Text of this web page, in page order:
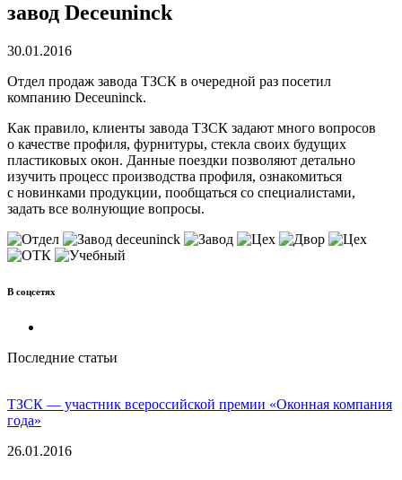
завод Deceuninck
30.01.2016
Отдел продаж завода ТЗСК в очередной раз посетил
компанию Deceuninck.
Как правило, клиенты завода ТЗСК задают много вопросов
о качестве профиля, фурнитуры, стекла своих будущих
пластиковых окон. Данные поездки позволяют детально
изучить процесс производства профиля, ознакомиться
с новинками продукции, пообщаться со специалистами,
задать все волнующие вопросы.
В соцсетях
Последние статьи
ТЗСК — участник всероссийской премии «Оконная компания
года»
26.01.2016